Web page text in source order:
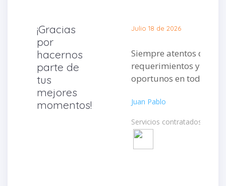
¡Gracias
por
hacernos
parte de
tus
mejores
momentos!
Julio 18 de 2026
Siempre atentos de mis
requerimientos y muy
oportunos en todo.
Juan Pablo
Servicios contratados: